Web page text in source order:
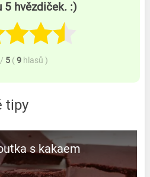
5 hvězdiček. :)
/ 5 (9 hlasů )
tipy
s kakaem